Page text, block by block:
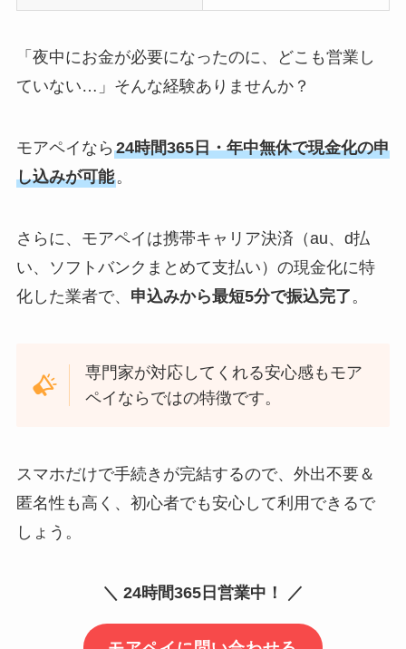
「夜中にお金が必要になったのに、どこも営業し
ていない…」そんな経験ありませんか？
モアペイなら 24時間365日・年中無休で現金化の申
し込みが可能。
さらに、モアペイは携帯キャリア決済（au、d払
い、ソフトバンクまとめて支払い）の現金化に特
化した業者で、 申込みから最短5分で振込完了。
専門家が対応してくれる安心感もモア
ペイならではの特徴です。
スマホだけで手続きが完結するので、外出不要＆
匿名性も高く、初心者でも安心して利用できるで
しょう。
＼ 24時間365日営業中！ ／